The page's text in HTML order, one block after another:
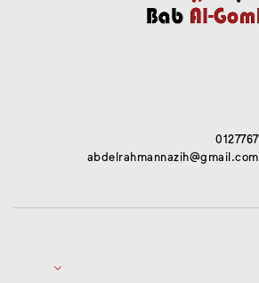
abdelrahmannazih@gmail.com